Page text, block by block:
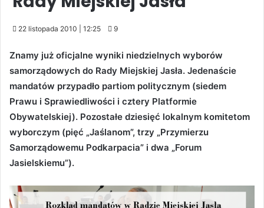
22 listopada 2010 | 12:25 9
Znamy już oficjalne wyniki niedzielnych wyborów
samorządowych do Rady Miejskiej Jasła. Jedenaście
mandatów przypadło partiom politycznym (siedem
Prawu i Sprawiedliwości i cztery Platformie
Obywatelskiej). Pozostałe dziesięć lokalnym komitetom
wyborczym (pięć „Jaślanom”, trzy „Przymierzu
Samorządowemu Podkarpacia” i dwa „Forum
Jasielskiemu”).